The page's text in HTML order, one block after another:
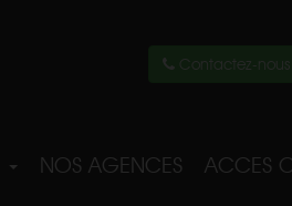
Contactez-nous
NOS AGENCES ACCES